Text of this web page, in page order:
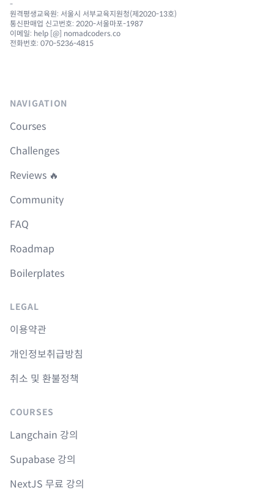
-
원격평생교육원: 서울시 서부교육지원청(제2020-13호)
통신판매업 신고번호: 2020-서울마포-1987
이메일: help [@] nomadcoders.co
전화번호: 070-5236-4815
NAVIGATION
Courses
Challenges
Reviews 🔥
Community
FAQ
Roadmap
Boilerplates
LEGAL
이용약관
개인정보취급방침
취소 및 환불정책
COURSES
Langchain 강의
Supabase 강의
NextJS 무료 강의